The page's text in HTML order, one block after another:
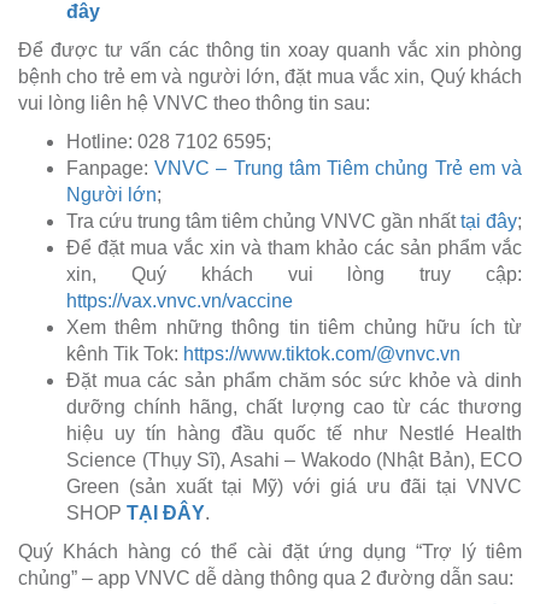
đây
Để được tư vấn các thông tin xoay quanh vắc xin phòng
bệnh cho trẻ em và người lớn, đặt mua vắc xin, Quý khách
vui lòng liên hệ VNVC theo thông tin sau:
Hotline: 028 7102 6595;
Fanpage:VNVC – Trung tâm Tiêm chủng Trẻ em và
Người lớn;
Tra cứu trung tâm tiêm chủng VNVC gần nhấttại đây;
Để đặt mua vắc xin và tham khảo các sản phẩm vắc
xin, Quý khách vui lòng truy cập:
https://vax.vnvc.vn/vaccine
Xem thêm những thông tin tiêm chủng hữu ích từ
kênh Tik Tok: https://www.tiktok.com/@vnvc.vn
Đặt mua các sản phẩm chăm sóc sức khỏe và dinh
dưỡng chính hãng, chất lượng cao từ các thương
hiệu uy tín hàng đầu quốc tế như Nestlé Health
Science (Thụy Sĩ), Asahi – Wakodo (Nhật Bản), ECO
Green (sản xuất tại Mỹ) với giá ưu đãi tại VNVC
SHOP TẠI ĐÂY.
Quý Khách hàng có thể cài đặt ứng dụng “Trợ lý tiêm
chủng” – app VNVC dễ dàng thông qua 2 đường dẫn sau: